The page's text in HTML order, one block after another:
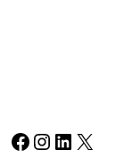
Facebook Instagram LinkedIn X